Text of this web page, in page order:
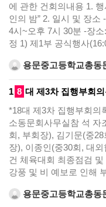
에 관한 건회의내용 1.
인의 밤” 2. 일시 및 장소
4시~오후 7시 30분 -장
정 1) 제1부 공식행사
용문중고등학교총동
1 8 대 제3차 집행부회
*18대 제3차 집행부회의
소동문회사무실참 석 자
회, 부회장), 김기문(중
장), 이종인(중30회, 대
건 체육대회 최종점검
강풍 및 비 예보로 인해
용문중고등학교총동